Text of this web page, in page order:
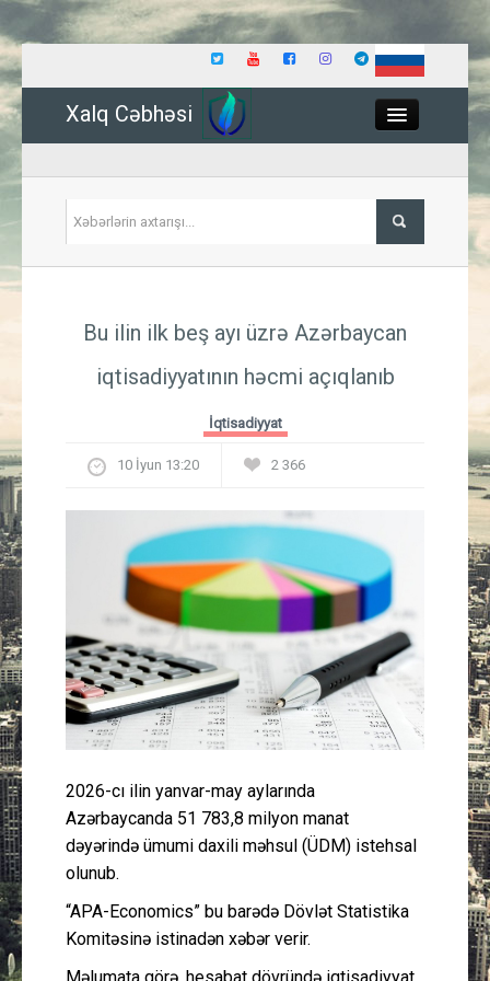
Xalq Cəbhəsi
İqtisadiyyat
Güney Azərbaycan
Mədəniyyət
Müsahibə
İdman
Layihə
Gündəm
Cəmiyyət
Peşə etikası
Bu ilin ilk beş ayı üzrə Azərbaycan
iqtisadiyyatının həcmi açıqlanıb
İqtisadiyyat
10 İyun 13:20 2 366
2026-cı ilin yanvar-may aylarında
Azərbaycanda 51 783,8 milyon manat
dəyərində ümumi daxili məhsul (ÜDM) istehsal
olunub.
“APA-Economics” bu barədə Dövlət Statistika
Komitəsinə istinadən xəbər verir.
Məlumata görə, hesabat dövründə iqtisadiyyat